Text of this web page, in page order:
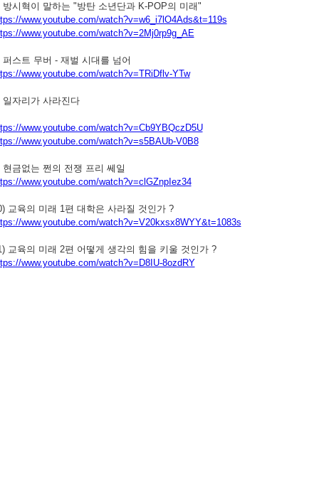
방시혁이 말하는 "방탄 소년단과 K-POP의 미래"
www.youtube.com/watch?v=w6_i7lO4Ads&t=119s
www.youtube.com/watch?v=2Mj0rp9g_AE
퍼스트 무버 - 재벌 시대를 넘어
www.youtube.com/watch?v=TRiDflv-YTw
일자리가 사라진다
www.youtube.com/watch?v=Cb9YBQczD5U
www.youtube.com/watch?v=s5BAUb-V0B8
현금없는 쩐의 전쟁 프리 쎄일
www.youtube.com/watch?v=clGZnpIez34
교육의 미래 1편 대학은 사라질 것인가 ?
www.youtube.com/watch?v=V20kxsx8WYY&t=1083s
교육의 미래 2편 어떻게 생각의 힘을 키울 것인가 ?
www.youtube.com/watch?v=D8IU-8ozdRY